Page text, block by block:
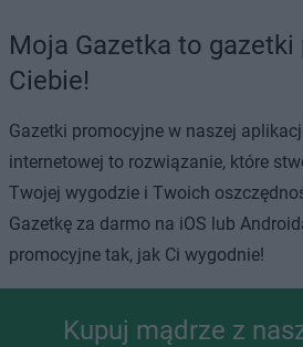
Moja Gazetka to
Ciebie!
Gazetki promocyjne w naszej
internetowej to rozwiązanie, które
Twojej wygodzie i Twoich
Gazetkę za darmo na iOS lub
promocyjne tak, jak Ci wygodnie!
Kupuj mądrze z